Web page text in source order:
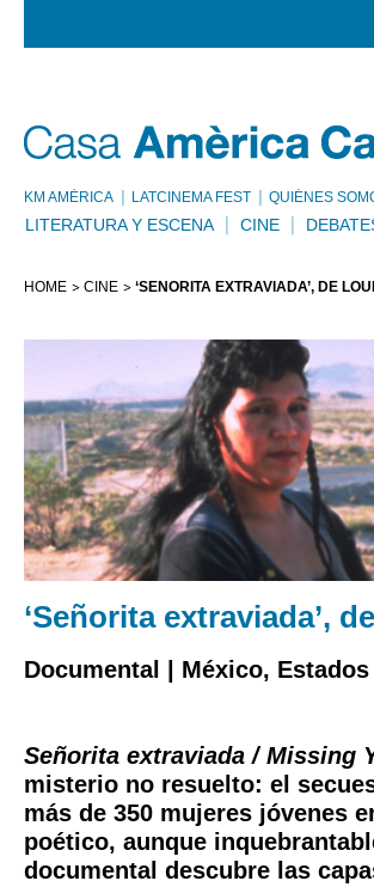
KM AMÈRICA LATCINEMA FEST QUIÉNES
LITERATURA Y ESCENA CINE
HOME CINE ‘SEÑORITA EXTRAVIADA’, DE
‘Señorita extraviada’,
Documental | México,
Señorita extraviada / Missing
misterio no resuelto: el
más de 350 mujeres jóvenes
poético, aunque
documental descubre las